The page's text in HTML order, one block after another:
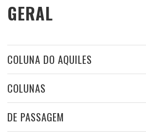
GERAL
COLUNA DO AQUILES
COLUNAS
DE PASSAGEM